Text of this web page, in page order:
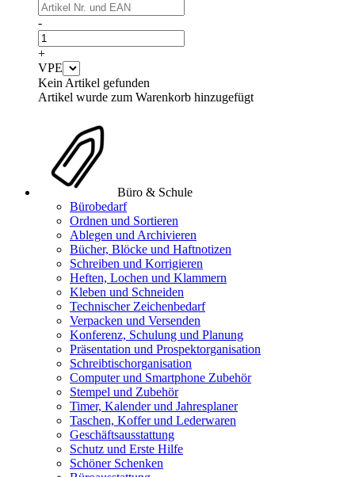
-
+
VPE
Kein Artikel gefunden
Artikel wurde zum Warenkorb hinzugefügt
Büro & Schule
Bürobedarf
Ordnen und Sortieren
Ablegen und Archivieren
Bücher, Blöcke und Haftnotizen
Schreiben und Korrigieren
Heften, Lochen und Klammern
Kleben und Schneiden
Technischer Zeichenbedarf
Verpacken und Versenden
Konferenz, Schulung und Planung
Präsentation und Prospektorganisation
Schreibtischorganisation
Computer und Smartphone Zubehör
Stempel und Zubehör
Timer, Kalender und Jahresplaner
Taschen, Koffer und Lederwaren
Geschäftsausstattung
Schutz und Erste Hilfe
Schöner Schenken